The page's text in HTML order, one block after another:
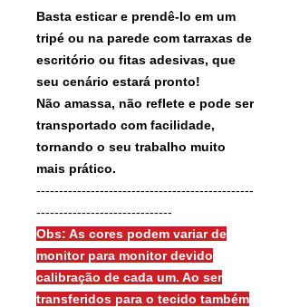
Basta esticar e prendê-lo em um
tripé ou na parede com tarraxas de
escritório ou fitas adesivas, que
seu cenário estará pronto!
Não amassa, não reflete e pode ser
transportado com facilidade,
tornando o seu trabalho muito
mais prático.
------------------------------------------------
------------------------------
Obs: As cores podem variar de
monitor para monitor devido
calibração de cada um. Ao ser
transferidos para o tecido também